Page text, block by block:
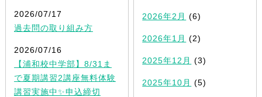
2026/07/17
過去問の取り組み方
2026/07/16
【浦和校中学部】8/31ま
で夏期講習2講座無料体験
講習実施中✨申込締切
2026年2月 (6)
2026年1月 (2)
2025年12月 (3)
2025年10月 (5)